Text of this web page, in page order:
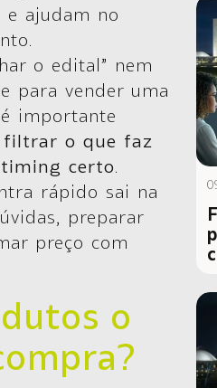
e ajudam no
o edital” nem
para vender uma
importante
filtrar o que faz
certo.
rápido sai na
preparar
preço com
o